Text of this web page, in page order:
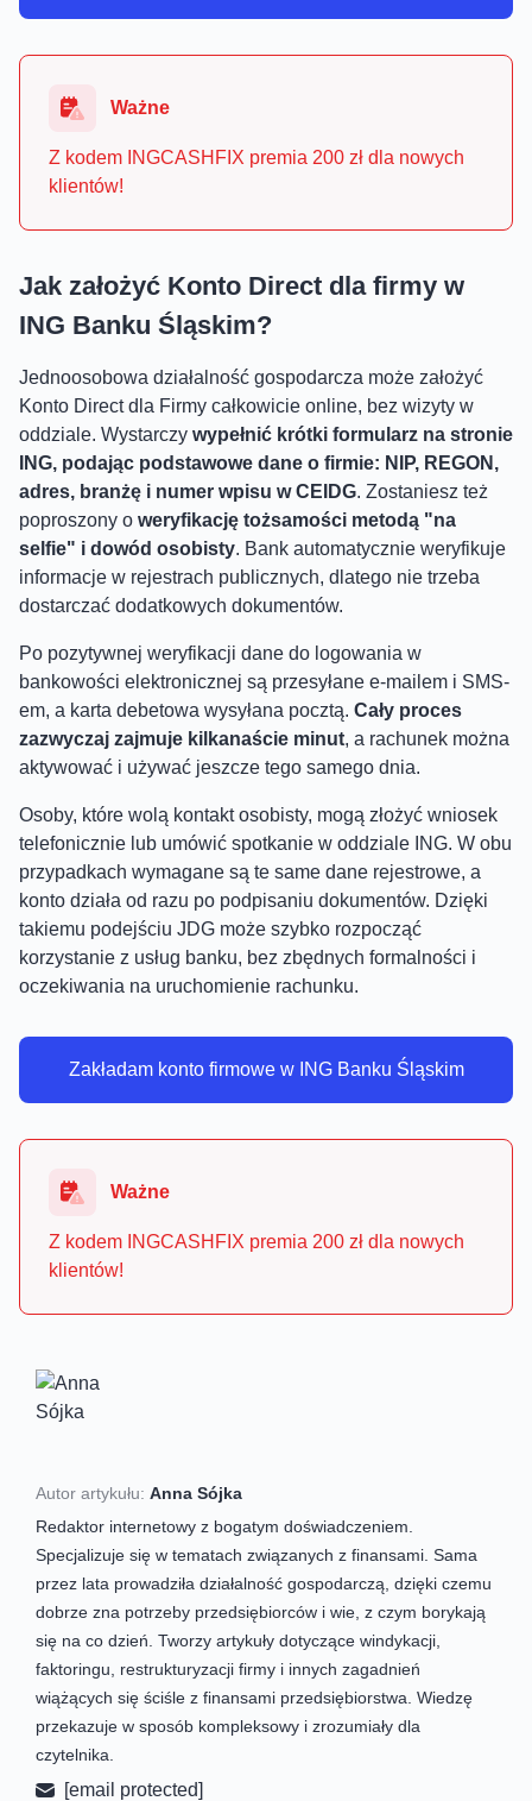
Ważne
Z kodem INGCASHFIX premia 200 zł dla nowych
klientów!
Jak założyć Konto Direct dla firmy w
ING Banku Śląskim?
Jednoosobowa działalność gospodarcza może założyć
Konto Direct dla Firmy całkowicie online, bez wizyty w
oddziale. Wystarczy wypełnić krótki formularz na stronie
ING, podając podstawowe dane o firmie: NIP, REGON,
adres, branżę i numer wpisu w CEIDG. Zostaniesz też
poproszony o weryfikację tożsamości metodą "na
selfie" i dowód osobisty. Bank automatycznie weryfikuje
informacje w rejestrach publicznych, dlatego nie trzeba
dostarczać dodatkowych dokumentów.
Po pozytywnej weryfikacji dane do logowania w
bankowości elektronicznej są przesyłane e-mailem i SMS-
em, a karta debetowa wysyłana pocztą. Cały proces
zazwyczaj zajmuje kilkanaście minut, a rachunek można
aktywować i używać jeszcze tego samego dnia.
Osoby, które wolą kontakt osobisty, mogą złożyć wniosek
telefonicznie lub umówić spotkanie w oddziale ING. W obu
przypadkach wymagane są te same dane rejestrowe, a
konto działa od razu po podpisaniu dokumentów. Dzięki
takiemu podejściu JDG może szybko rozpocząć
korzystanie z usług banku, bez zbędnych formalności i
oczekiwania na uruchomienie rachunku.
Zakładam konto firmowe w ING Banku Śląskim
Ważne
Z kodem INGCASHFIX premia 200 zł dla nowych
klientów!
Autor artykułu: Anna Sójka
Redaktor internetowy z bogatym doświadczeniem.
Specjalizuje się w tematach związanych z finansami. Sama
przez lata prowadziła działalność gospodarczą, dzięki czemu
dobrze zna potrzeby przedsiębiorców i wie, z czym borykają
się na co dzień. Tworzy artykuły dotyczące windykacji,
faktoringu, restrukturyzacji firmy i innych zagadnień
wiążących się ściśle z finansami przedsiębiorstwa. Wiedzę
przekazuje w sposób kompleksowy i zrozumiały dla
czytelnika.
[email protected]